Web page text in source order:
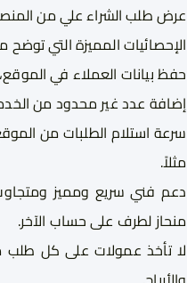
عرض طلب الشراء علي من
الإحصائيات المميزة التي
حفظ بيانات العملاء في
إضافة عدد غير محدود من
سرعة استلام الطلبات من
مثلاً.
دعم فني سريع ومميز
منحاز لطرف على حساب الآخر.
لا تأخذ عمولات على كل طلب